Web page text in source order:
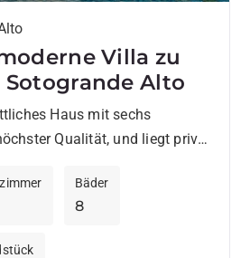
Villa zu
Alto
Haus mit sechs
Qualität, und liegt privat,
8
Bäder